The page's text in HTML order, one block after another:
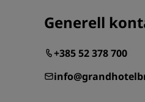
Generell
+385 52 378 700